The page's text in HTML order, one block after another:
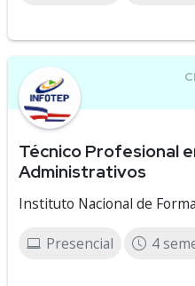
Técnico Profesional
Administrativos
Instituto Nacional de
Presencial 4